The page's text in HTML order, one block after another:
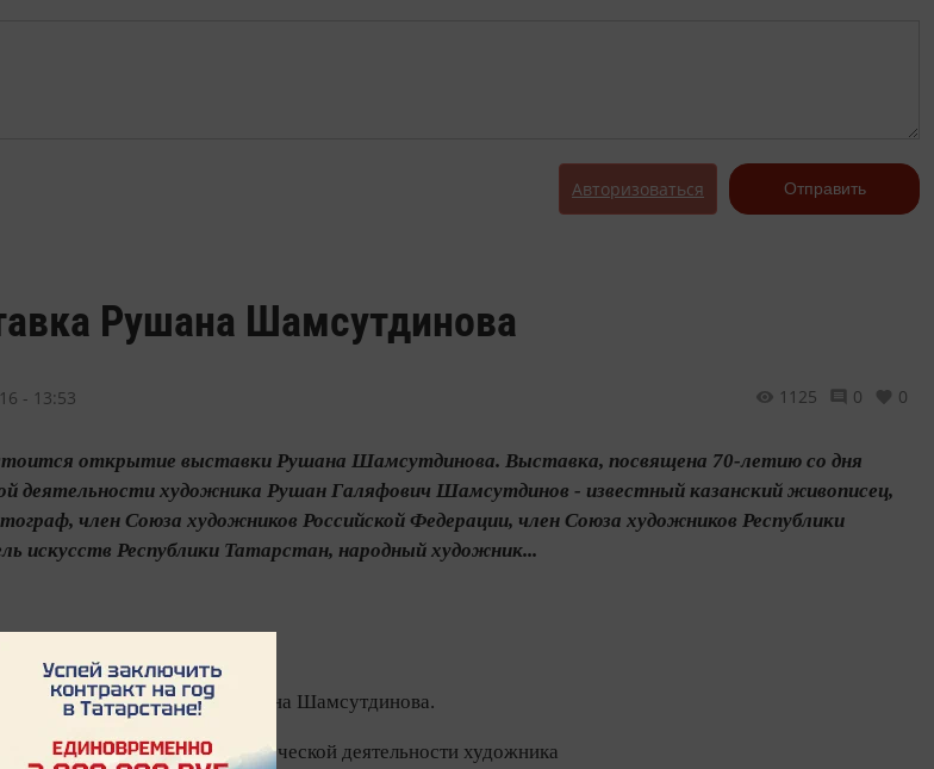
Авторизоваться Отправить
Рушана Шамсутдинова
- 13:53 1125 0 0
открытие выставки Рушана Шамсутдинова. Выставка, посвящена 70-летию со дня
деятельности художника Рушан Галяфович Шамсутдинов - известный казанский живописец,
член Союза художников Российской Федерации, член Союза художников Республики
искусств Республики Татарстан, народный художник...
открытие выставки Рушана Шамсутдинова.
рождения и 50-летию творческой деятельности художника